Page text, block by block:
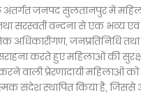
जनपद सुलतानपुर में
सरस्वती वन्दना से एक भव्य
अधिकारीगण, जनप्रतिनिधि
करते हुए महिलाओं की
करने वाली प्रेरणादायी
संदेश स्थापित किया है, जिससे